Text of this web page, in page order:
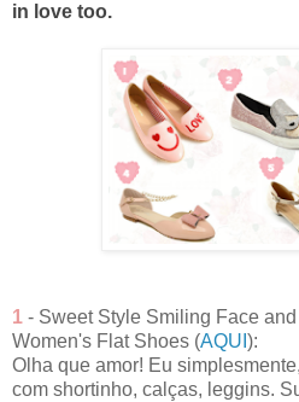
in love too.
1 - Sweet Style Smiling Face
Women's Flat Shoes (AQUI ):
Olha que amor! Eu
com shortinho, calças, leggins.